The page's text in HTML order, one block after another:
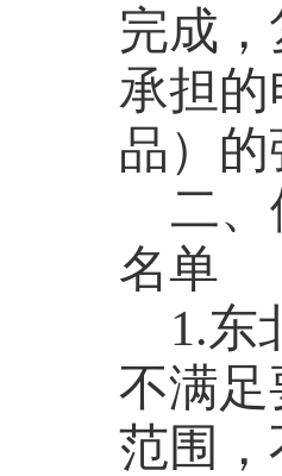
完成
承担
品）
二
名单
1.东
不满
范围